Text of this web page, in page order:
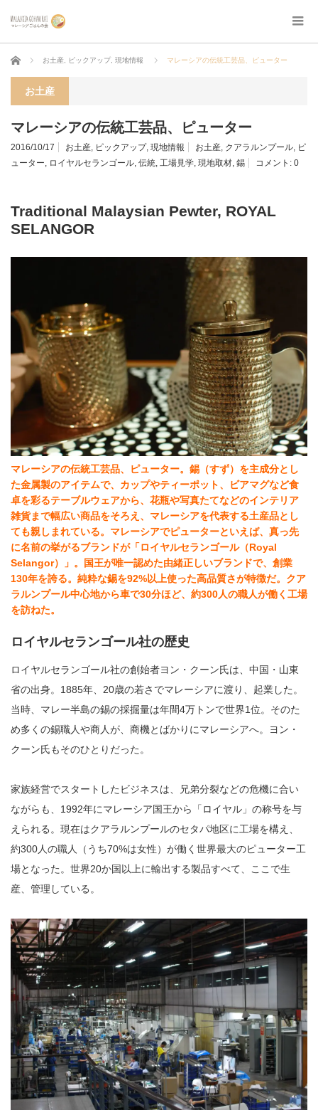
ホーム お土産 ピックアップ, 現地情報 マレーシアの伝統工芸品、ピューター
お土産
マレーシアの伝統工芸品、ピューター
2016/10/17 お土産, ピックアップ, 現地情報 お土産, クアラルンプール, ピ
ューター, ロイヤルセランゴール, 伝統, 工場見学, 現地取材, 錫 コメント: 0
Traditional Malaysian Pewter, ROYAL
SELANGOR
マレーシアの伝統工芸品、ピューター。錫（すず）を主成分とし
た金属製のアイテムで、カップやティーポット、ビアマグなど食
卓を彩るテーブルウェアから、花瓶や写真たてなどのインテリア
雑貨まで幅広い商品をそろえ、マレーシアを代表する土産品とし
ても親しまれている。マレーシアでピューターといえば、真っ先
に名前の挙がるブランドが「ロイヤルセランゴール（Royal
Selangor）」。国王が唯一認めた由緒正しいブランドで、創業
130年を誇る。純粋な錫を92%以上使った高品質さが特徴だ。クア
ラルンプール中心地から車で30分ほど、約300人の職人が働く工場
を訪ねた。
ロイヤルセランゴール社の歴史
ロイヤルセランゴール社の創始者ヨン・クーン氏は、中国・山東
省の出身。1885年、20歳の若さでマレーシアに渡り、起業した。
当時、マレー半島の錫の採掘量は年間4万トンで世界1位。そのた
め多くの錫職人や商人が、商機とばかりにマレーシアへ。ヨン・
クーン氏もそのひとりだった。
家族経営でスタートしたビジネスは、兄弟分裂などの危機に合い
ながらも、1992年にマレーシア国王から「ロイヤル」の称号を与
えられる。現在はクアラルンプールのセタパ地区に工場を構え、
約300人の職人（うち70%は女性）が働く世界最大のピューター工
場となった。世界20か国以上に輸出する製品すべて、ここで生
産、管理している。